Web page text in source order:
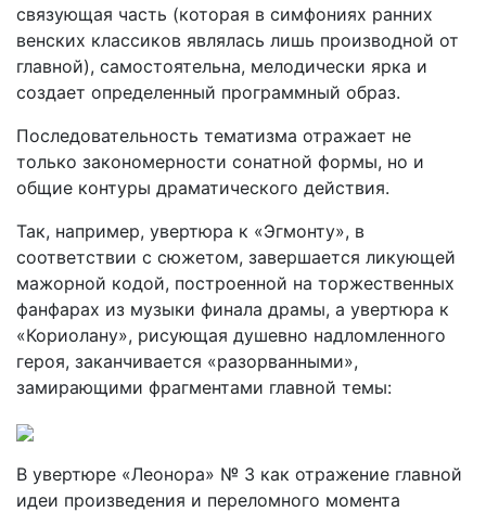
связующая часть (которая в сим­фониях ранних
венских классиков являлась лишь производной от
главной), самостоятельна, мелодически ярка и
создает определен­ный программный образ.
Последовательность тематизма отражает не
только закономер­ности сонатной формы, но и
общие контуры драматического действия.
Так, например, увертюра к «Эгмонту», в
соответствии с сюже­том, завершается ликующей
мажорной кодой, построенной на торжественных
фанфарах из музыки финала драмы, а увертюра к
«Кориолану», рисующая душевно надломленного
героя, заканчи­вается «разорванными»,
замирающими фрагментами главной темы:
В увертюре «Леонора» № 3 как отражение главной
идеи произ­ведения и переломного момента